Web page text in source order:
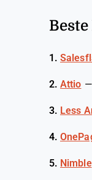
1.
2. Attio —
3. Less
4.
5. Nimble